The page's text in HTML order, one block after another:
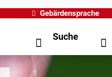
Gebärdensprache
Suche